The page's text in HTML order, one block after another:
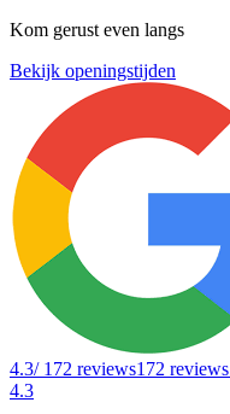
Kom gerust even langs
Bekijk openingstijden
4.3/ 172 reviews172 reviews
4.3